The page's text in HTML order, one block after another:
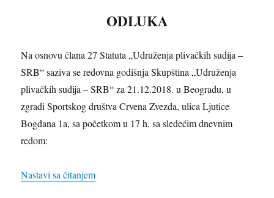
ODLUKA
Na osnovu člana 27 Statuta „Udruženja plivačkih sudija –
SRB“ saziva se redovna godišnja Skupština „Udruženja
plivačkih sudija – SRB“ za 21.12.2018. u Beogradu, u
zgradi Sportskog društva Crvena Zvezda, ulica Ljutice
Bogdana 1a, sa početkom u 17 h, sa sledećim dnevnim
redom:
Nastavi sa čitanjem„Redovna godišnja skupština 2018. – mesto i